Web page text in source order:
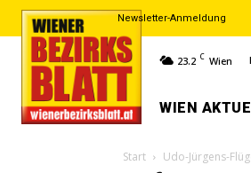
Newsletter-Anmeldung
23.2 C Wien
WIEN
Start Udo-Jürgens-